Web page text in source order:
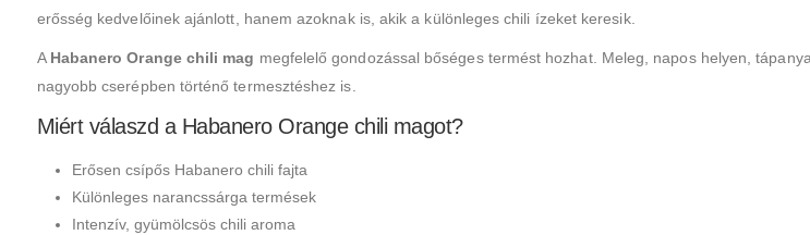
erősség kedvelőinek ajánlott, hanem azoknak is, akik a különleges chili ízeket keresik.
A Habanero Orange chili mag megfelelő gondozással bőséges termést hozhat. Meleg, napos helyen,
nagyobb cserépben történő termesztéshez is.
Miért válaszd a Habanero Orange chili magot?
Erősen csípős Habanero chili fajta
Különleges narancssárga termések
Intenzív, gyümölcsös chili aroma